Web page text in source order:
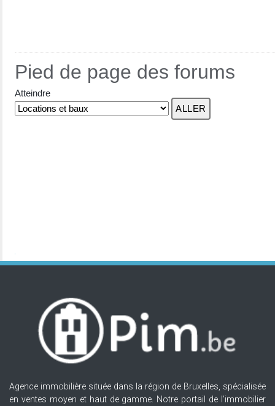
Pied de page des forums
Atteindre
Agence immobilière située dans la région de Bruxelles, spécialisée
en ventes moyen et haut de gamme. Notre portail de l'immobilier